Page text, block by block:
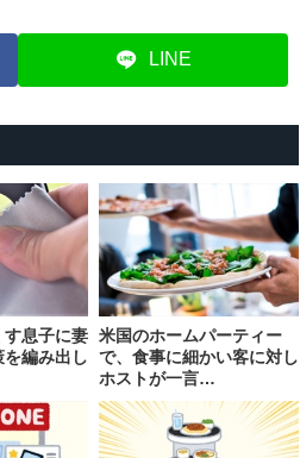
LINE
す息子に妻
編み出し
米国のホームパーティー
で、食事に細かい客に対し
ホストが一言…